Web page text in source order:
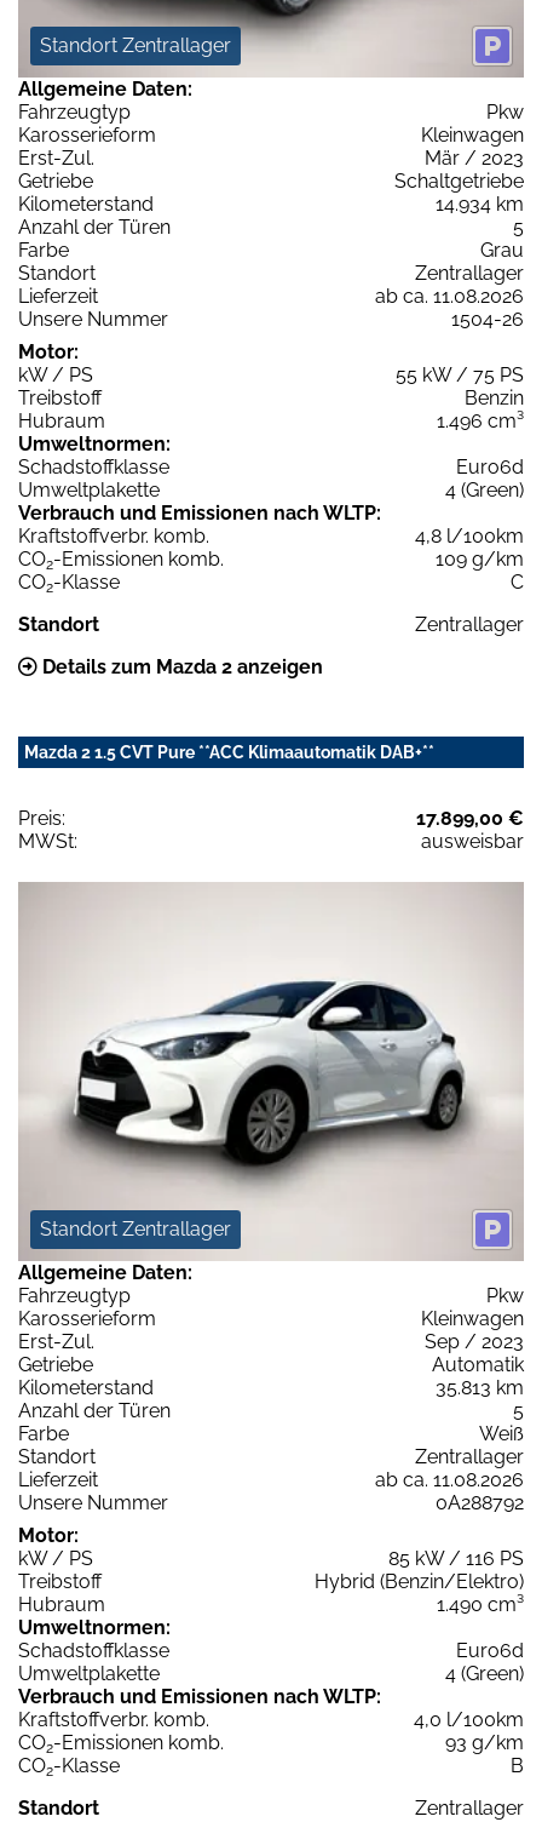
Standort Zentrallager
Allgemeine Daten:
Fahrzeugtyp
Pkw
Karosserieform
Kleinwagen
Erst-Zul.
Mär / 2023
Getriebe
Schaltgetriebe
Kilometerstand
14.934 km
Anzahl der Türen
5
Farbe
Grau
Standort
Zentrallager
Lieferzeit
ab ca. 11.08.2026
Unsere Nummer
1504-26
Motor:
kW / PS
55 kW / 75 PS
Treibstoff
Benzin
Hubraum
1.496 cm³
Umweltnormen:
Schadstoffklasse
Euro6d
Umweltplakette
4 (Green)
Verbrauch und Emissionen nach WLTP:
Kraftstoffverbr. komb.
4,8 l/100km
CO2-Emissionen komb.
109 g/km
CO2-Klasse
C
Standort
Zentrallager
Details zum Mazda 2 anzeigen
Mazda 2 1.5 CVT Pure **ACC Klimaautomatik DAB+**
Preis:
17.899,00 €
MWSt:
ausweisbar
Standort Zentrallager
Allgemeine Daten:
Fahrzeugtyp
Pkw
Karosserieform
Kleinwagen
Erst-Zul.
Sep / 2023
Getriebe
Automatik
Kilometerstand
35.813 km
Anzahl der Türen
5
Farbe
Weiß
Standort
Zentrallager
Lieferzeit
ab ca. 11.08.2026
Unsere Nummer
0A288792
Motor:
kW / PS
85 kW / 116 PS
Treibstoff
Hybrid (Benzin/Elektro)
Hubraum
1.490 cm³
Umweltnormen:
Schadstoffklasse
Euro6d
Umweltplakette
4 (Green)
Verbrauch und Emissionen nach WLTP:
Kraftstoffverbr. komb.
4,0 l/100km
CO2-Emissionen komb.
93 g/km
CO2-Klasse
B
Standort
Zentrallager